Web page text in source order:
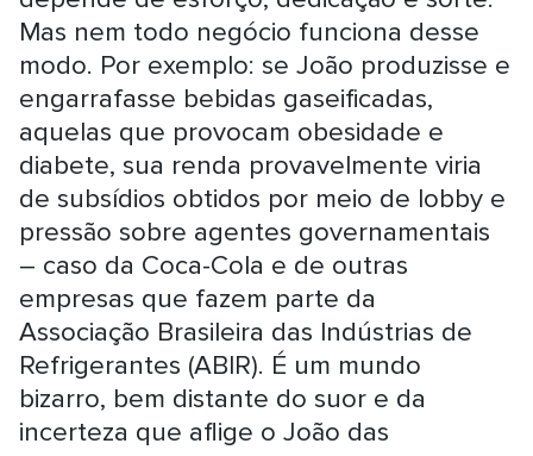
Mas nem todo negócio funciona desse
modo. Por exemplo: se João produzisse e
engarrafasse bebidas gaseificadas,
aquelas que provocam obesidade e
diabete, sua renda provavelmente viria
de subsídios obtidos por meio de lobby e
pressão sobre agentes governamentais
– caso da Coca-Cola e de outras
empresas que fazem parte da
Associação Brasileira das Indústrias de
Refrigerantes (ABIR). É um mundo
bizarro, bem distante do suor e da
incerteza que aflige o João das